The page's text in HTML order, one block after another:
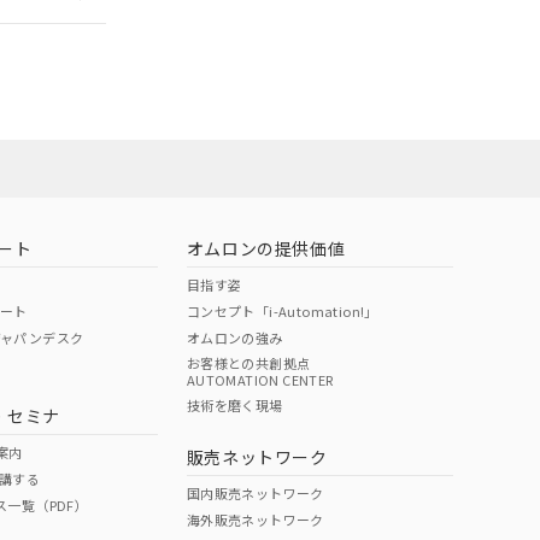
O O
ページへ
ください
ト
ト
パンデスク
セミナ
内
する
覧（PDF）
オムロンの提供価値
目指す姿
コンセプト「i-Automation!」
オムロンの強み
お客様との共創拠点
AUTOMATION CENTER
技術を磨く現場
販売ネットワーク
国内販売ネットワーク
海外販売ネットワーク